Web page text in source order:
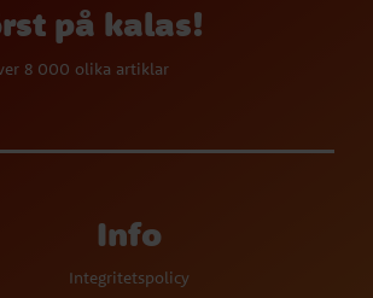
på kalas!
8 000 olika artiklar
Info
Integritetspolicy